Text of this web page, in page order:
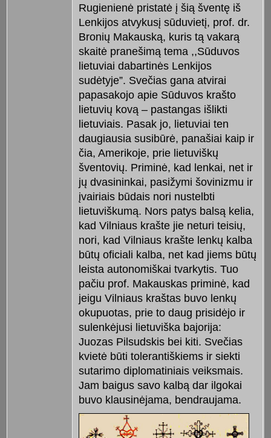
Rugienienė pristatė į šią šventę iš
Lenkijos atvykusį sūduvietį, prof. dr.
Bronių Makauską, kuris tą vakarą
skaitė pranešimą tema ,,Sūduvos
lietuviai dabartinės Lenkijos
sudėtyje”. Svečias gana atvirai
papasakojo apie Sūduvos krašto
lietuvių kovą – pastangas išlikti
lietuviais. Pasak jo, lietuviai ten
daugiausia susibūrė, panašiai kaip ir
čia, Amerikoje, prie lietuviškų
šventovių. Priminė, kad lenkai, net ir
jų dvasininkai, pasižymi šovinizmu ir
įvairiais būdais nori nustelbti
lietuviškumą. Nors patys balsą kelia,
kad Vilniaus krašte jie neturi teisių,
nori, kad Vilniaus krašte lenkų kalba
būtų oficiali kalba, net kad jiems būtų
leista autonomiškai tvarkytis. Tuo
pačiu prof. Makauskas priminė, kad
jeigu Vilniaus kraštas buvo lenkų
okupuotas, prie to daug prisidėjo ir
sulenkėjusi lietuviška bajorija:
Juozas Pilsudskis bei kiti. Svečias
kvietė būti tolerantiškiems ir siekti
sutarimo diplomatiniais veiksmais.
Jam baigus savo kalbą dar ilgokai
buvo klausinėjama, bendraujama.